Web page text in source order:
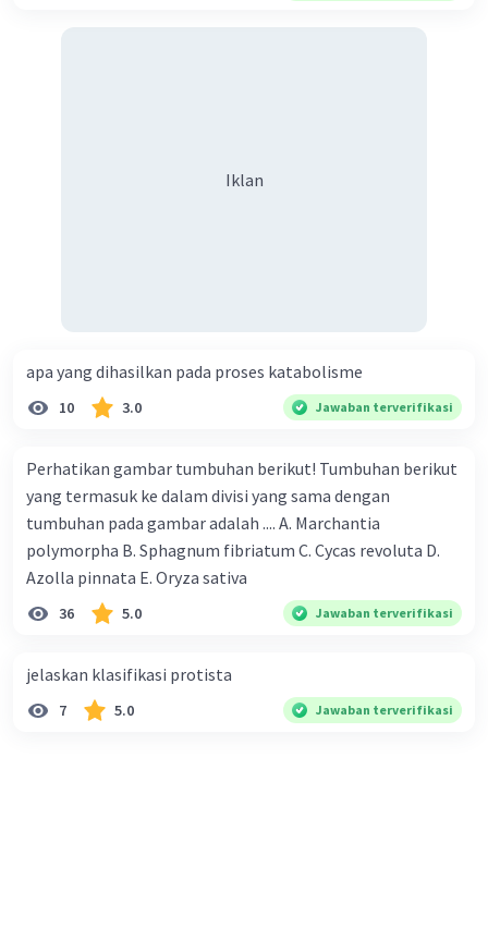
Iklan
apa yang dihasilkan pada proses katabolisme
10 3.0 Jawaban terverifikasi
Perhatikan gambar tumbuhan berikut! Tumbuhan berikut
yang termasuk ke dalam divisi yang sama dengan
tumbuhan pada gambar adalah .... A. Marchantia
polymorpha B. Sphagnum fibriatum C. Cycas revoluta D.
Azolla pinnata E. Oryza sativa
36 5.0 Jawaban terverifikasi
jelaskan klasifikasi protista
7 5.0 Jawaban terverifikasi